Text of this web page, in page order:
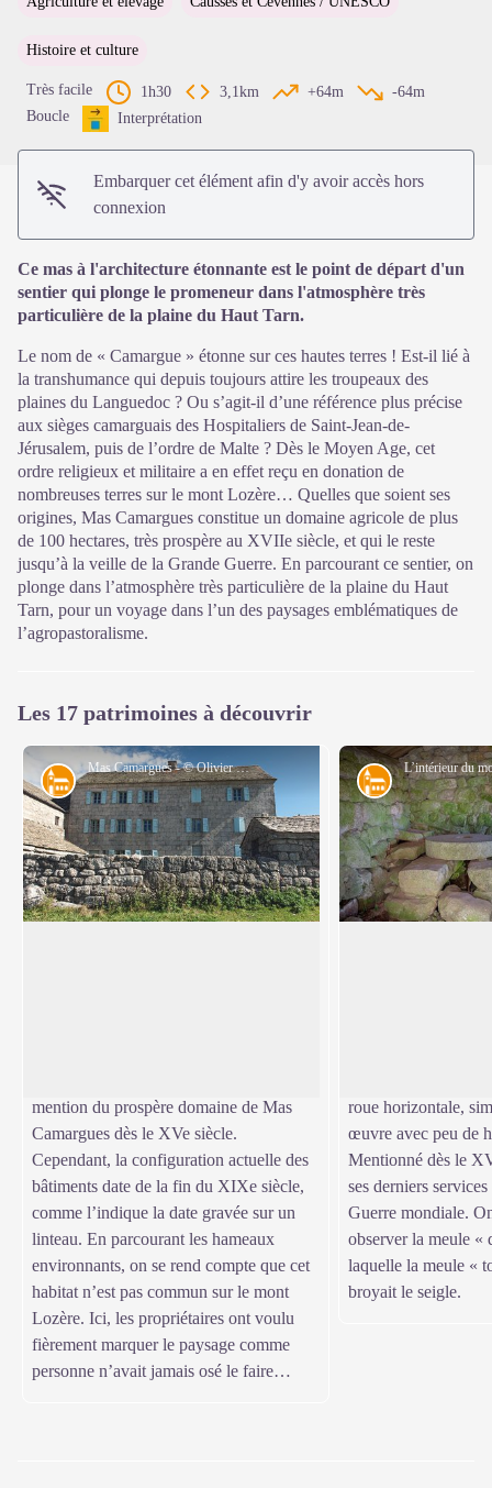
Voir l'image en plein écran
Histoire et culture
Très facile 1h30 3,1km +64m
-64m
Boucle
Interprétation
Embarquer cet élément afin d'y avoir accès hors
connexion
Ce mas à l'architecture étonnante est le point de départ d'un
sentier qui plonge le promeneur dans l'atmosphère très
particulière de la plaine du Haut Tarn.
Le nom de « Camargue » étonne sur ces hautes terres ! Est-il lié à
la transhumance qui depuis toujours attire les troupeaux des
plaines du Languedoc ? Ou s’agit-il d’une référence plus précise
aux sièges camarguais des Hospitaliers de Saint-Jean-de-
Jérusalem, puis de l’ordre de Malte ? Dès le Moyen Age, cet
ordre religieux et militaire a en effet reçu en donation de
nombreuses terres sur le mont Lozère… Quelles que soient ses
origines, Mas Camargues constitue un domaine agricole de plus
de 100 hectares, très prospère au XVIIe siècle, et qui le reste
jusqu’à la veille de la Grande Guerre. En parcourant ce sentier, on
plonge dans l’atmosphère très particulière de la plaine du Haut
Tarn, pour un voyage dans l’un des paysages emblématiques de
l’agropastoralisme.
Les 17 patrimoines à découvrir
Mas Camargues - © Olivier Prohin
Architecture
mention du prospère domaine de Mas
Camargues dès le XVe siècle.
Cependant, la configuration actuelle des
bâtiments date de la fin du XIXe siècle,
comme l’indique la date gravée sur un
linteau. En parcourant les hameaux
environnants, on se rend compte que cet
habitat n’est pas commun sur le mont
Lozère. Ici, les propriétaires ont voulu
fièrement marquer le paysage comme
personne n’avait jamais osé le faire…
Architecture
roue horizontale,
œuvre avec peu de
Mentionné dès le
ses derniers
Guerre mondiale.
observer la meule «
laquelle la meule «
broyait le seigle.